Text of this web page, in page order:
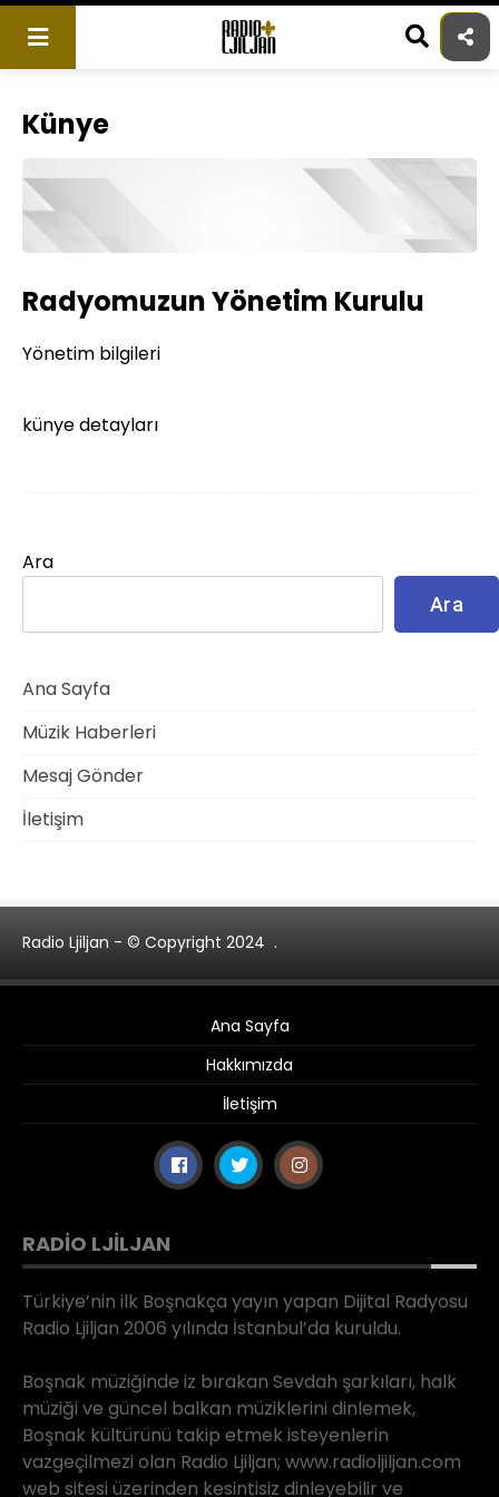
Skip
content
Künye
Radyomuzun Yönetim Kurulu
Yönetim bilgileri
künye detayları
Ara
Ara
Ana Sayfa
Müzik Haberleri
Mesaj Gönder
İletişim
Radio Ljiljan - © Copyright 2024 .
Ana Sayfa
Hakkımızda
İletişim
RADIO LJILJAN
Türkiye’nin ilk Boşnakça yayın yapan Dijital Radyosu
Radio Ljiljan 2006 yılında İstanbul’da kuruldu.
Boşnak müziğinde iz bırakan Sevdah şarkıları, halk
müziği ve güncel balkan müziklerini dinlemek,
Boşnak kültürünü takip etmek isteyenlerin
vazgeçilmezi olan Radio Ljiljan; www.radioljiljan.com
web sitesi üzerinden kesintisiz dinleyebilir ve